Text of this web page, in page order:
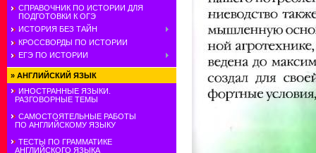
СПРАВОЧНИК ПО ИСТОРИИ ДЛЯ
ПОДГОТОВКИ К ОГЭ
ИСТОРИЯ БЕЗ ТАЙН
КРОССВОРДЫ ПО ИСТОРИИ
ЕГЭ ПО ИСТОРИИ
» АНГЛИЙСКИЙ ЯЗЫК
ИНОСТРАННЫЕ ЯЗЫКИ.
РАЗГОВОРНЫЕ ТЕМЫ
САМОСТОЯТЕЛЬНЫЕ РАБОТЫ
ПО АНГЛИЙСКОМУ ЯЗЫКУ
ТЕСТЫ ПО ГРАММАТИКЕ
АНГЛИЙСКОГО ЯЗЫКА